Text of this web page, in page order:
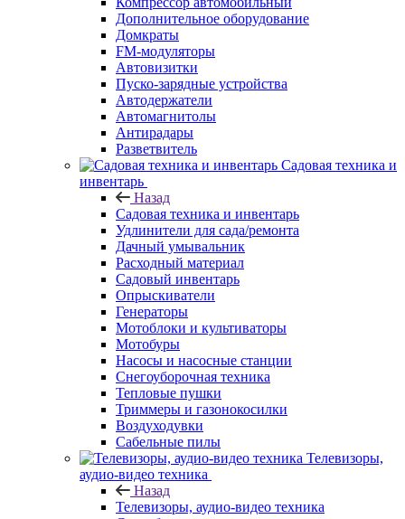
Дополнительное оборудование
Домкраты
FM-модуляторы
Автовизитки
Пуско-зарядные устройства
Автодержатели
Автомагнитолы
Антирадары
Разветвитель
Садовая техника и
инвентарь
Назад
Садовая техника и инвентарь
Удлинители для сада/ремонта
Дачный умывальник
Расходный материал
Садовый инвентарь
Опрыскиватели
Генераторы
Мотоблоки и культиваторы
Мотобуры
Насосы и насосные станции
Снегоуборочная техника
Тепловые пушки
Триммеры и газонокосилки
Воздуходувки
Сабельные пилы
Телевизоры,
аудио-видео техника
Назад
Телевизоры, аудио-видео техника